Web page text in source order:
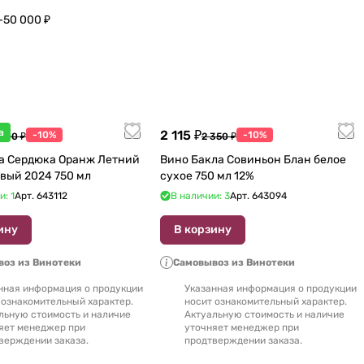
000 ₽
₽ -10%
Сердюка Оранж Летний
2024 750 мл
1Арт. 643112
из Винотеки
информация о продукции
характер.
стоимость и наличие
менеджер при
заказа.
2 115 ₽2 350 ₽ -10%
Вино Бакла Совиньон Блан белое
сухое 750 мл 12%
В наличии: 3Арт. 643094
В корзину
Самовывоз из Винотеки
Указанная информация о продукции
носит ознакомительный характер.
Актуальную стоимость и наличие
уточняет менеджер при
продтверждении заказа.